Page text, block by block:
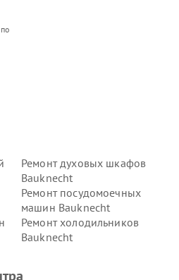
Ремонт духовых шкафов
Bauknecht
Ремонт посудомоечных
машин Bauknecht
Ремонт холодильников
Bauknecht